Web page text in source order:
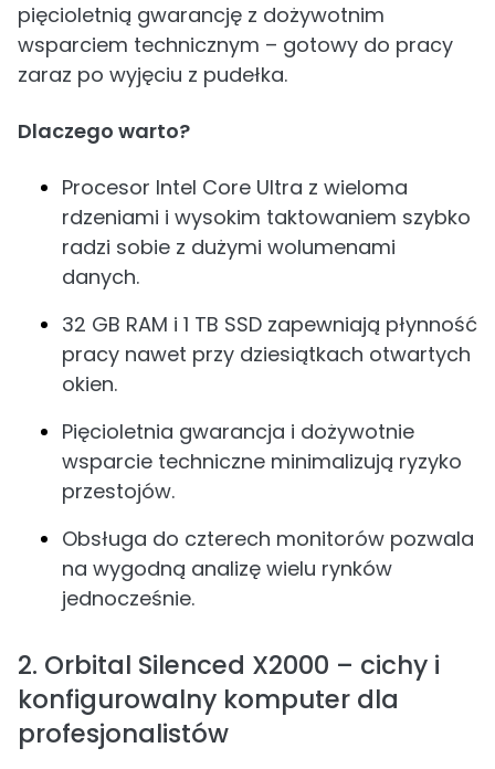
pięcioletnią gwarancję z dożywotnim
wsparciem technicznym – gotowy do pracy
zaraz po wyjęciu z pudełka.
Dlaczego warto?
Procesor Intel Core Ultra z wieloma
rdzeniami i wysokim taktowaniem szybko
radzi sobie z dużymi wolumenami
danych.
32 GB RAM i 1 TB SSD zapewniają płynność
pracy nawet przy dziesiątkach otwartych
okien.
Pięcioletnia gwarancja i dożywotnie
wsparcie techniczne minimalizują ryzyko
przestojów.
Obsługa do czterech monitorów pozwala
na wygodną analizę wielu rynków
jednocześnie.
2. Orbital Silenced X2000 – cichy i
konfigurowalny komputer dla
profesjonalistów